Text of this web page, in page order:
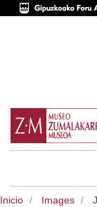
Inicio Images